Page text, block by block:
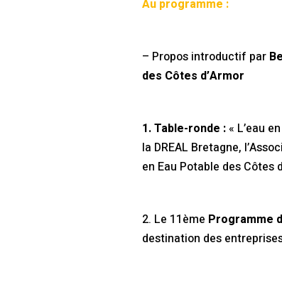
Au programme :
– Propos introductif par
des Côtes d’Armor
1. Table-ronde :« L’eau
la DREAL Bretagne,
en Eau Potable des Côtes
2. Le 11ème Programme
destination des